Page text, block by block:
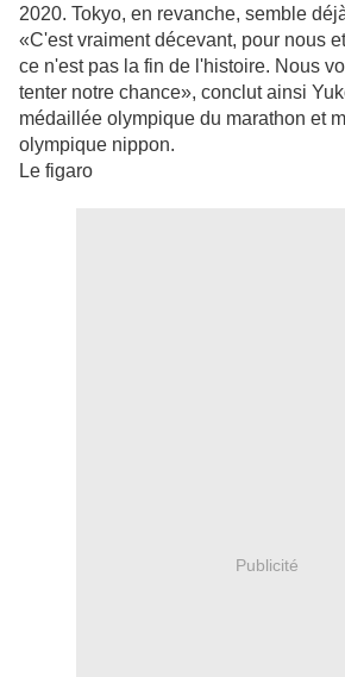
2020. Tokyo, en revanche, semble
«C'est vraiment décevant, pour nous
ce n'est pas la fin de l'histoire. Nous
tenter notre chance», conclut ainsi
médaillée olympique du marathon et
olympique nippon.
Le figaro
Publicité